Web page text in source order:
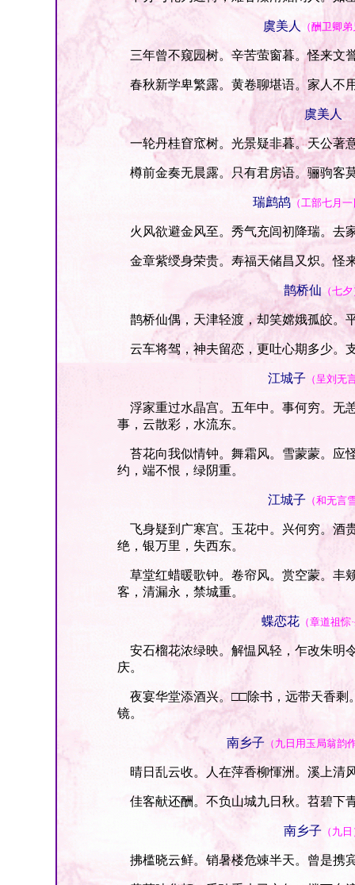
虞美人 （酬卫卿
三年曾不窥园树。辛苦萤窗暮。怪来文
春秋新学卑繁露。黄卷聊堪语。家人不
虞美人
一轮丹桂窅窊树。光景疑非暮。天公著
樽前金奏无晨露。只有君房语。骊驹客
瑞鹧鸪（工部七月一
火风欲避金风至。秀气充闾初降瑞。去
金章紫绶身荣贵。寿福天储昌又炽。怪
鹊桥仙 （七
鹊桥仙偶，天津轻渡，却笑嫦娥孤皎。
云车将驾，神夫留恋，更吐心期多少。
江城子 （呈刘无
浮家重过水晶宫。五年中。事何穷。无
事，云散彩，水流东。
苔花向我似情钟。舞霜风。雪蒙蒙。应
约，端不恨，绿阴重。
江城子 （和无言
飞身疑到广寒宫。玉花中。兴何穷。酒
绝，银万里，失西东。
草堂红蜡暖歌钟。卷帘风。赏空蒙。丰
客，清漏永，禁城重。
蝶恋花（章道祖悰
安石榴花浓绿映。解愠风轻，乍改朱明
庆。
夜宴华堂添酒兴。□□除书，远带天香剩
镜。
南乡子 （九日用玉局翁韵
晴日乱云收。人在萍香柳惲洲。溪上清
佳客献还酬。不负山城九日秋。苕碧下
南乡子（九日
拂槛晓云鲜。销暑楼危竦半天。曾是携